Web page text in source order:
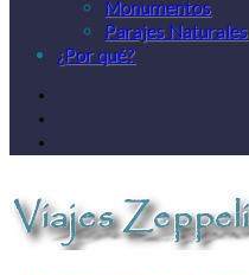
Monumentos
Parajes Naturales
¿Por qué?